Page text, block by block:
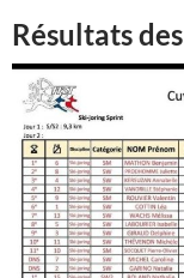
Résultats